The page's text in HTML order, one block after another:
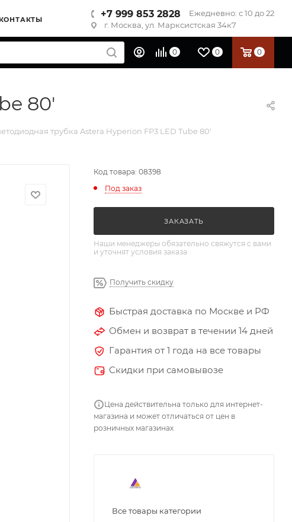
КОНТАКТЫ
+7 999 853 2828
Ежедневно: с 10 до 22
г. Москва, ул. Марксистская 34к7
0 0 0
80'
трубка Astera Hyperion FP3 LED Tube 80'
Код товара: 08398
Под заказ
ЗАКАЗАТЬ
Наши менеджеры обязательно свяжутся с вами
и уточнят условия заказа
Получить скидку
Быстрая доставка по Москве и РФ
Обмен и возврат в течении 14 дней
Гарантия от 1 года на все товары
Скидки при самовывозе
Цена действительна только для интернет-
магазина и может отличаться от цен в
розничных магазинах
Все товары категории